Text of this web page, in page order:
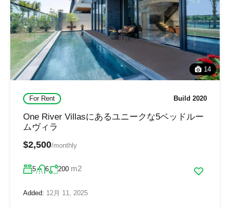
14
For Rent Build 2020
One River Villasにあるユニークな5ベッドルー
ムヴィラ
$2,500/monthly
5 6 200 m2
Added: 12月 11, 2025